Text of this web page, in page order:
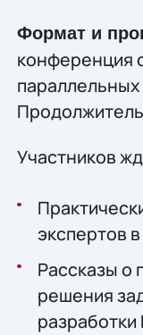
Формат и
конференция
Участников
экспертов
Рассказы о
решения